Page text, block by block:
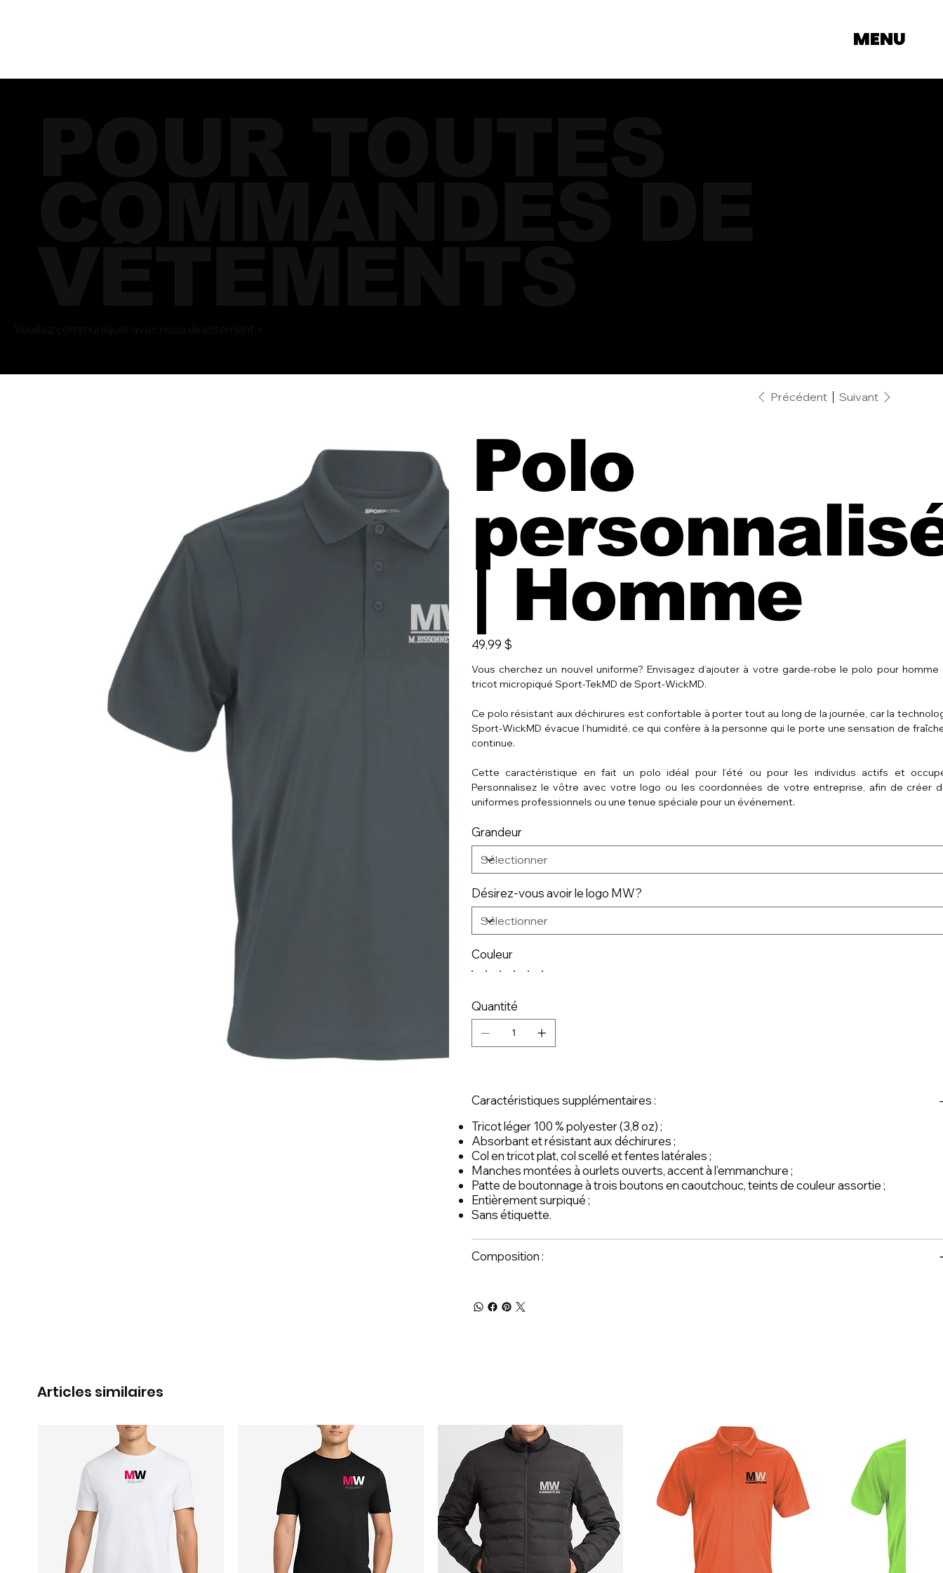
MENU
Précédent Suivant
Polo
| Homme
Prix
49,99 $
Vous cherchez un nouvel uniforme? Envisagez d’ajouter à votre garde-robe le polo pour homme
tricot micropiqué Sport-TekMD de Sport-WickMD.
Ce polo résistant aux déchirures est confortable à porter tout au long de la journée, car la
Sport-WickMD évacue l’humidité, ce qui confère à la personne qui le porte une sensation de
continue.
Cette caractéristique en fait un polo idéal pour l’été ou pour les individus actifs et
Personnalisez le vôtre avec votre logo ou les coordonnées de votre entreprise, afin de créer
uniformes professionnels ou une tenue spéciale pour un événement.
Grandeur
Désirez-vous avoir le logo MW?
Couleur
Quantité
Caractéristiques supplémentaires :
Tricot léger 100 % polyester (3,8 oz) ;
Absorbant et résistant aux déchirures ;
Col en tricot plat, col scellé et fentes latérales ;
Manches montées à ourlets ouverts, accent à l’emmanchure ;
Patte de boutonnage à trois boutons en caoutchouc, teints de couleur assortie ;
Entièrement surpiqué ;
Sans étiquette.
Composition :
Articles similaires